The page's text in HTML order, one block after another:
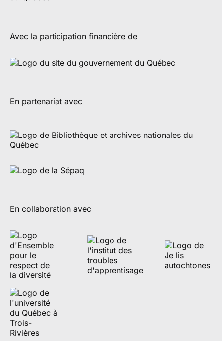
Avec la participation financière de
En partenariat avec
En collaboration avec